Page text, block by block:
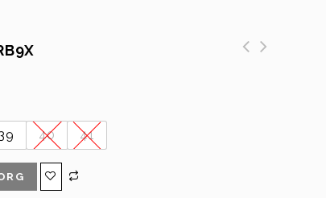
40 41